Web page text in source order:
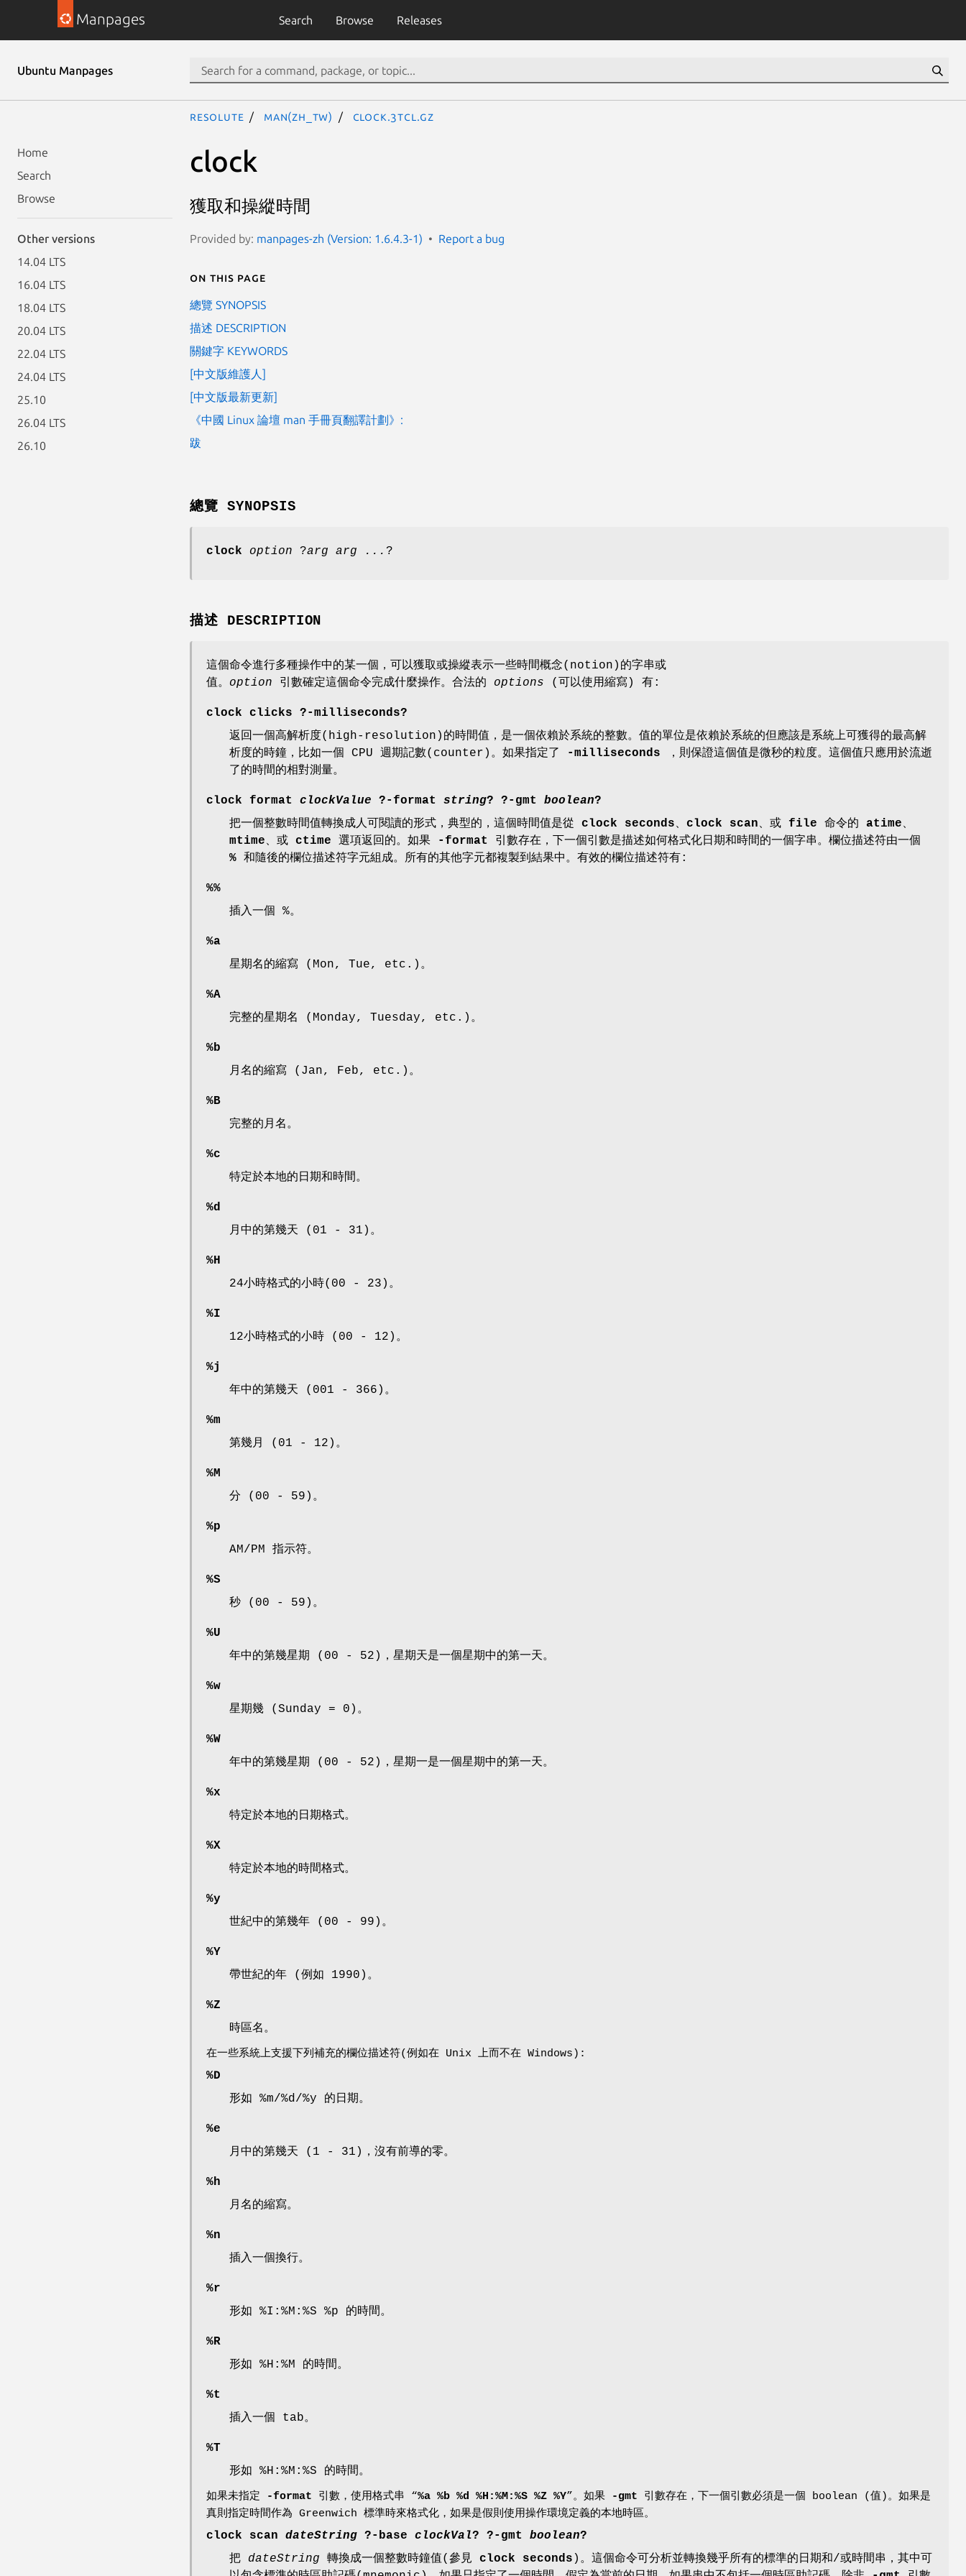
Manpages Search Browse Releases
Ubuntu Manpages
Home
Search
Browse
Other versions
14.04 LTS
16.04 LTS
18.04 LTS
20.04 LTS
22.04 LTS
24.04 LTS
25.10
26.04 LTS
26.10
resolute man(zh_TW) clock.3tcl.gz
clock
獲取和操縱時間
Provided by: manpages-zh (Version: 1.6.4.3-1) Report a bug
On this page
總覽 SYNOPSIS
描述 DESCRIPTION
關鍵字 KEYWORDS
[中文版維護人]
[中文版最新更新]
《中國 Linux 論壇 man 手冊頁翻譯計劃》:
跋
總覽 SYNOPSIS
clock option ?arg arg ... ?
描述 DESCRIPTION
這個命令進行多種操作中的某一個，可以獲取或操縱表示一些時間概念(notion)的字串或
值。 option 引數確定這個命令完成什麼操作。合法的 options (可以使用縮寫) 有:
clock clicks ?-milliseconds?
返回一個高解析度(high-resolution)的時間值，是一個依賴於系統的整數。值的單位是依賴於系統的但應該是系統上可獲得的最高解
析度的時鐘，比如一個 CPU 週期記數(counter)。如果指定了
-milliseconds ，則保證這個值是微秒的粒度。這個值只應用於流逝
了的時間的相對測量。
clock format clockValue ?-format string? ?-gmt boolean?
把一個整數時間值轉換成人可閱讀的形式，典型的，這個時間值是從 clock seconds、 clock scan、或 file 命令的 atime、
mtime、或 ctime 選項返回的。如果 -format
引數存在，下一個引數是描述如何格式化日期和時間的一個字串。欄位描述符由一個
% 和隨後的欄位描述符字元組成。所有的其他字元都複製到結果中。有效的欄位描述符有:
%%
插入一個 %。
%a
星期名的縮寫 (Mon, Tue, etc.)。
%A
完整的星期名 (Monday, Tuesday, etc.)。
%b
月名的縮寫 (Jan, Feb, etc.)。
%B
完整的月名。
%c
特定於本地的日期和時間。
%d
月中的第幾天 (01 - 31)。
%H
24小時格式的小時(00 - 23)。
%I
12小時格式的小時 (00 - 12)。
%j
年中的第幾天 (001 - 366)。
%m
第幾月 (01 - 12)。
%M
分 (00 - 59)。
%p
AM/PM 指示符。
%S
秒 (00 - 59)。
%U
年中的第幾星期 (00 - 52)，星期天是一個星期中的第一天。
%w
星期幾 (Sunday = 0)。
%W
年中的第幾星期 (00 - 52)，星期一是一個星期中的第一天。
%x
特定於本地的日期格式。
%X
特定於本地的時間格式。
%y
世紀中的第幾年 (00 - 99)。
%Y
帶世紀的年 (例如 1990)。
%Z
時區名。
在一些系統上支援下列補充的欄位描述符(例如在 Unix 上而不在 Windows):
%D
形如 %m/%d/%y 的日期。
%e
月中的第幾天 (1 - 31)，沒有前導的零。
%h
月名的縮寫。
%n
插入一個換行。
%r
形如 %I:%M:%S %p 的時間。
%R
形如 %H:%M 的時間。
%t
插入一個 tab。
%T
形如 %H:%M:%S 的時間。
如果未指定 -format 引數，使用格式串 “%a %b %d %H:%M:%S %Z %Y”。如果 -gmt 引數存在，下一個引數必須是一個 boolean (值)。如果是
真則指定時間作為 Greenwich 標準時來格式化，如果是假則使用操作環境定義的本地時區。
clock scan dateString ?-base clockVal? ?-gmt boolean?
把 dateString 轉換成一個整數時鐘值(參見 clock seconds )。這個命令可分析並轉換幾乎所有的標準的日期和/或時間串，其中可